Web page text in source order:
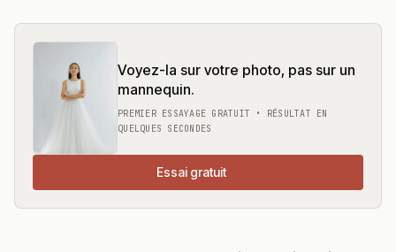
Voyez-la sur votre photo, pas sur un
mannequin.
PREMIER ESSAYAGE GRATUIT • RÉSULTAT EN
QUELQUES SECONDES
Essai gratuit